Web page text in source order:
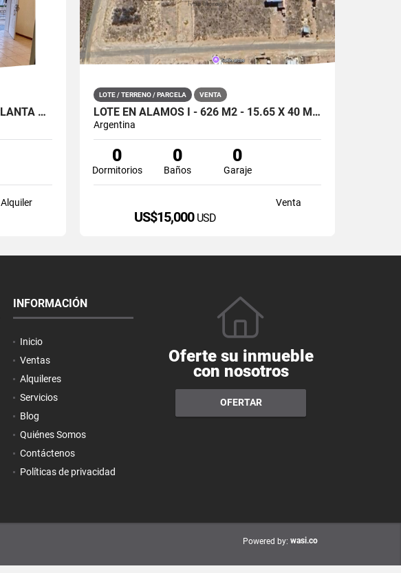
DEPARTAMENTO 3 AMBIENTES - PLANTA BAJA DTO "1"-LA TRINIAD 68- MADRYN
Alquiler
LOTE / TERRENO / PARCELA VENTA
LOTE EN ALAMOS I - 626 M2 - 15.65 X 40 MTS - M9 L03 - PUERTO MADRYN
Argentina
0
Dormitorios
0
Baños
0
Garaje
Venta
US$15,000 USD
INFORMACIÓN
Inicio
Ventas
Alquileres
Servicios
Blog
Quiénes Somos
Contáctenos
Políticas de privacidad
Oferte su inmueble
con nosotros
OFERTAR
Powered by: wasi.co